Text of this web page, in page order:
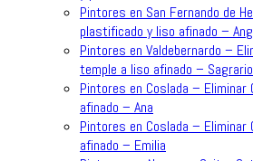
Pintores en San Fernando de
plastificado y liso afinado –
Pintores en Valdebernardo –
temple a liso afinado – Sagrario
Pintores en Coslada –
afinado – Ana
Pintores en Coslada –
afinado – Emilia